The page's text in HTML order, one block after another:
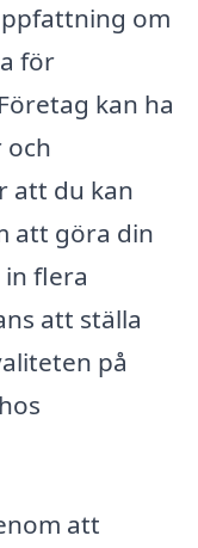
om
för
kan ha
och
att du kan
att göra din
flera
att ställa
på
att